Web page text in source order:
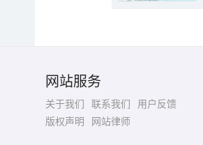
网站服务
关于我们 联系我们
用户反馈
版权声明
网站律师